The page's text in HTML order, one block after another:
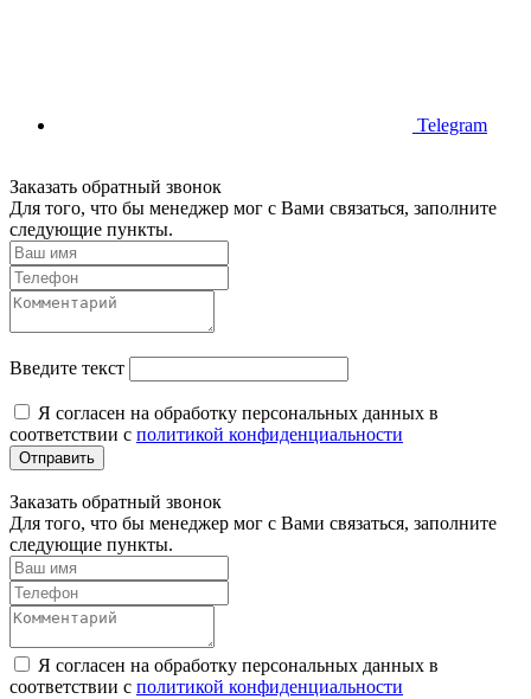
Telegram
Заказать обратный звонок
Для того, что бы менеджер мог с Вами связаться, заполните
следующие пункты.
Введите текст
Я согласен на обработку персональных данных в
соответствии с политикой конфиденциальности
Отправить
Заказать обратный звонок
Для того, что бы менеджер мог с Вами связаться, заполните
следующие пункты.
Я согласен на обработку персональных данных в
соответствии с политикой конфиденциальности